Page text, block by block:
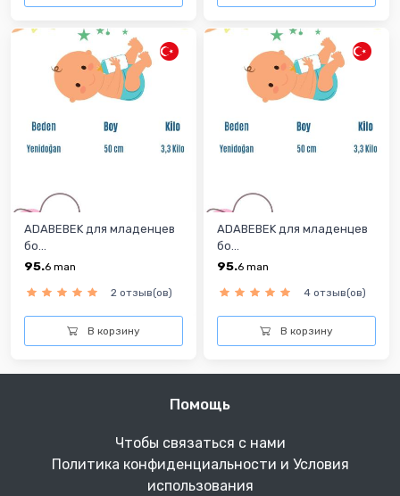
ADABEBEK для младенцев
бо...
95.6 man
2 отзыв(ов)
В корзину
ADABEBEK для младенцев
бо...
95.6 man
4 отзыв(ов)
В корзину
Помощь
Чтобы связаться с нами
Политика конфиденциальности и Условия
использования